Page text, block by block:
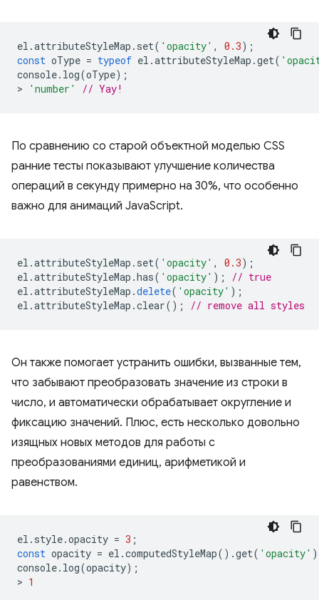
el .attributeStyleMap . set( 'opacity' , 0.3);
const oType = typeof el .attributeStyleMap .get(
console. log(oType);
>
'number' // Yay!
По сравнению со старой объектной моделью CSS
ранние тесты показывают улучшение количества
операций в секунду примерно на 30%, что особенно
важно для анимаций JavaScript.
el .attributeStyleMap . set( 'opacity' , 0.3);
el .attributeStyleMap .has( 'opacity' );
// true
el .attributeStyleMap .delete( 'opacity' );
el .attributeStyleMap .clear(); // remove all styles
Он также помогает устранить ошибки, вызванные тем,
что забывают преобразовать значение из строки в
число, и автоматически обрабатывает округление и
фиксацию значений. Плюс, есть несколько довольно
изящных новых методов для работы с
преобразованиями единиц, арифметикой и
равенством.
el . style.opacity = 3 ;
const opacity = el .computedStyleMap().get( 'opacity'
console. log(opacity);
> 1